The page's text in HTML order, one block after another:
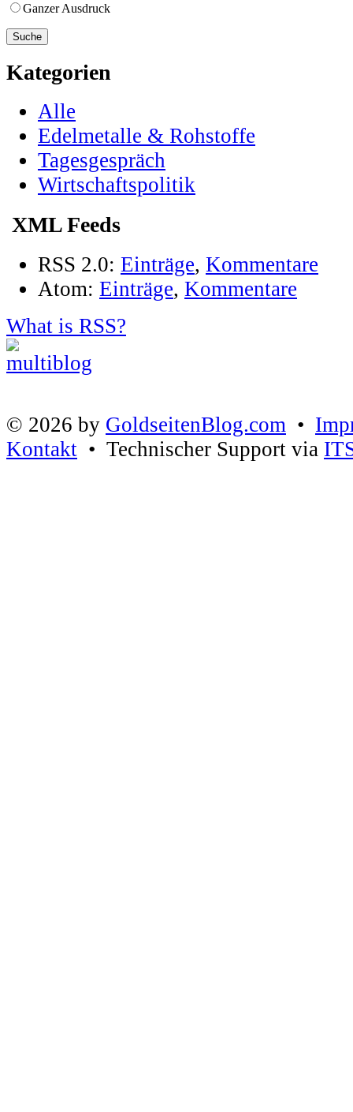
Ganzer Ausdruck
Kategorien
Alle
Edelmetalle & Rohstoffe
Tagesgespräch
Wirtschaftspolitik
XML Feeds
RSS 2.0: Einträge, Kommentare
Atom: Einträge, Kommentare
What is RSS?
© 2026 by GoldseitenBlog.com •
Kontakt • Technischer Support via